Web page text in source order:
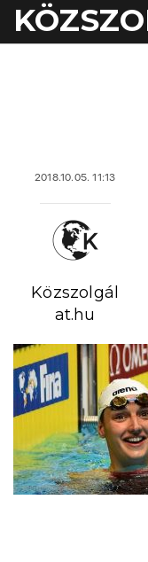
2018.10.05. 11:13
Közszolgál
at.hu